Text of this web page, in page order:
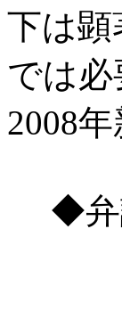
下は
では必
2008
◆弁